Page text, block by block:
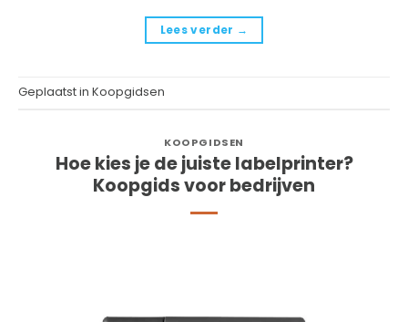
Lees verder →
Geplaatst in Koopgidsen
KOOPGIDSEN
Hoe kies je de juiste labelprinter?
Koopgids voor bedrijven